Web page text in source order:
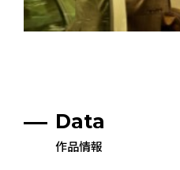
Data
作品情報